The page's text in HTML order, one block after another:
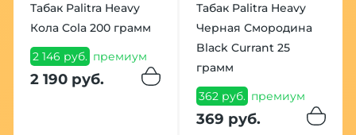
Табак Palitra Heavy
Кола Cola 200 грамм
2 146 руб. премиум
2 190 руб.
Табак Palitra Heavy
Черная Смородина
Black Currant 25
грамм
362 руб. премиум
369 руб.